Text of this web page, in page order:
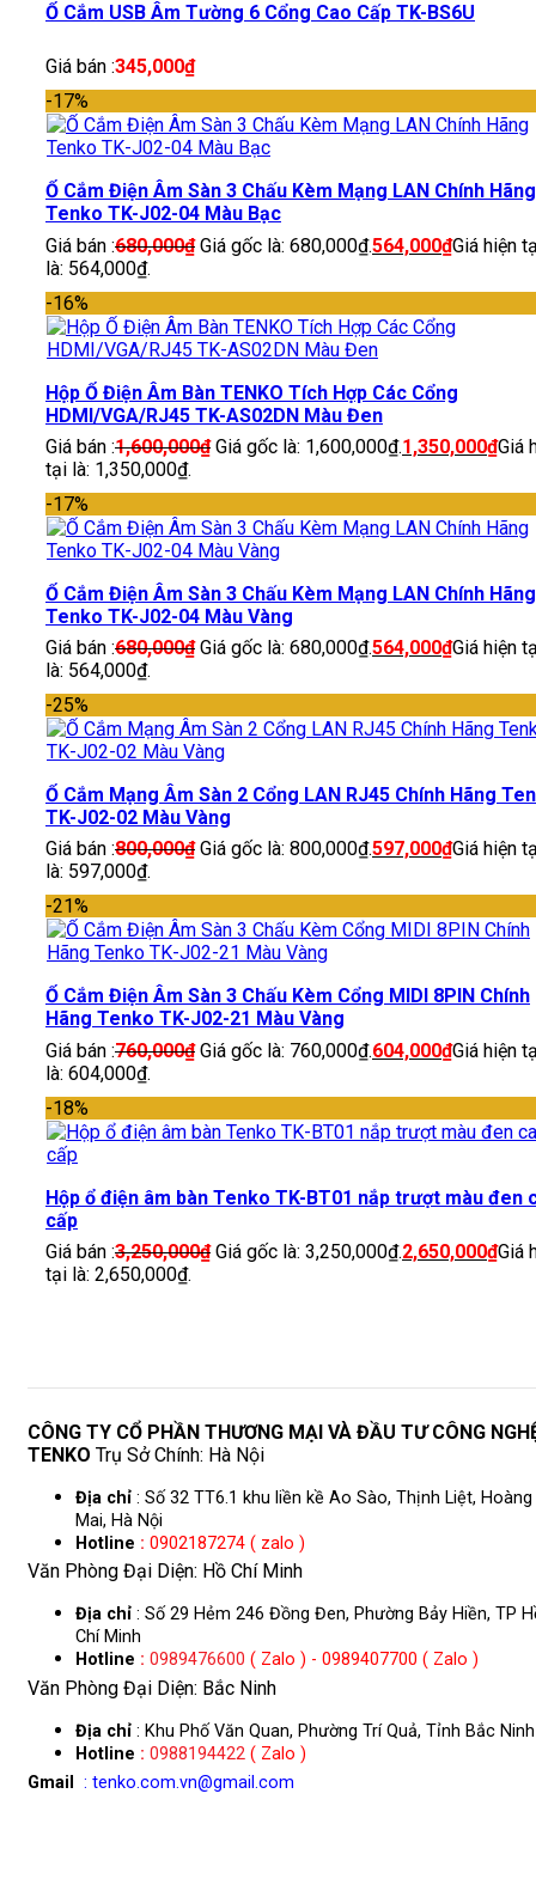
Ổ Cắm USB Âm Tường 6 Cổng Cao Cấp TK-BS6U
Giá bán :345,000₫
-17%
Ổ Cắm Điện Âm Sàn 3 Chấu Kèm Mạng LAN Chính Hãng
Tenko TK-J02-04 Màu Bạc
Giá bán :680,000₫ Giá gốc là: 680,000₫.564,000₫Giá hiện
là: 564,000₫.
-16%
Hộp Ổ Điện Âm Bàn TENKO Tích Hợp Các Cổng
HDMI/VGA/RJ45 TK-AS02DN Màu Đen
Giá bán :1,600,000₫ Giá gốc là: 1,600,000₫.1,350,000₫Giá
tại là: 1,350,000₫.
-17%
Ổ Cắm Điện Âm Sàn 3 Chấu Kèm Mạng LAN Chính Hãng
Tenko TK-J02-04 Màu Vàng
Giá bán :680,000₫ Giá gốc là: 680,000₫.564,000₫Giá hiện
là: 564,000₫.
-25%
Ổ Cắm Mạng Âm Sàn 2 Cổng LAN RJ45 Chính Hãng
TK-J02-02 Màu Vàng
Giá bán :800,000₫ Giá gốc là: 800,000₫.597,000₫Giá hiện
là: 597,000₫.
-21%
Ổ Cắm Điện Âm Sàn 3 Chấu Kèm Cổng MIDI 8PIN Chính
Hãng Tenko TK-J02-21 Màu Vàng
Giá bán :760,000₫ Giá gốc là: 760,000₫.604,000₫Giá hiện
là: 604,000₫.
-18%
Hộp ổ điện âm bàn Tenko TK-BT01 nắp trượt màu đen
cấp
Giá bán :3,250,000₫ Giá gốc là: 3,250,000₫.2,650,000₫Giá
tại là: 2,650,000₫.
CÔNG TY CỔ PHẦN THƯƠNG MẠI VÀ ĐẦU TƯ CÔNG
TENKO Trụ Sở Chính: Hà Nội
Địa chỉ : Số 32 TT6.1 khu liền kề Ao Sào, Thịnh Liệt, Hoàng
Mai, Hà Nội
Hotline : 0902187274 ( zalo )
Văn Phòng Đại Diện: Hồ Chí Minh
Địa chỉ : Số 29 Hẻm 246 Đồng Đen, Phường Bảy Hiền, TP
Chí Minh
Hotline : 0989476600 ( Zalo ) - 0989407700 ( Zalo )
Văn Phòng Đại Diện: Bắc Ninh
Địa chỉ : Khu Phố Văn Quan, Phường Trí Quả, Tỉnh Bắc Ninh
Hotline : 0988194422 ( Zalo )
Gmail
: tenko.com.vn@gmail.com